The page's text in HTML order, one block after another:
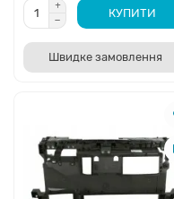
КУПИТИ
Швидке замовлення